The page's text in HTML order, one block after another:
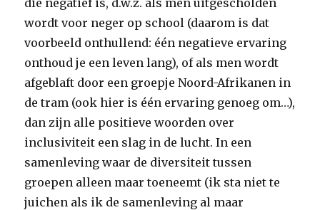
die negatief is, d.w.z. als men uitgescholden
wordt voor neger op school (daarom is dat
voorbeeld onthullend: één negatieve ervaring
onthoud je een leven lang), of als men wordt
afgeblaft door een groepje Noord-Afrikanen in
de tram (ook hier is één ervaring genoeg om…),
dan zijn alle positieve woorden over
inclusiviteit een slag in de lucht. In een
samenleving waar de diversiteit tussen
groepen alleen maar toeneemt (ik sta niet te
juichen als ik de samenleving al maar